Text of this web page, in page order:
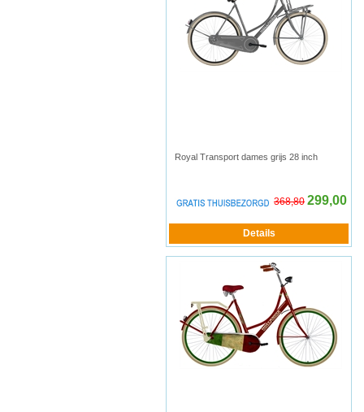
Royal Transport dames grijs 28 inch
368,80 299,00